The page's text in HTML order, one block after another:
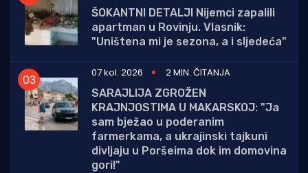
ŠOKANTNI DETALJI Nijemci zapalili
apartman u Rovinju. Vlasnik:
"Uništena mi je sezona, a i sljedeća"
07 kol. 2026
2 MIN. ČITANJA
SARAJLIJA ZGROŽEN
KRAJNJOSTIMA U MAKARSKOJ: "Ja
sam bježao u poderanim
farmerkama, a ukrajinski tajkuni
divljaju u Poršeima dok im domovina
gori!"